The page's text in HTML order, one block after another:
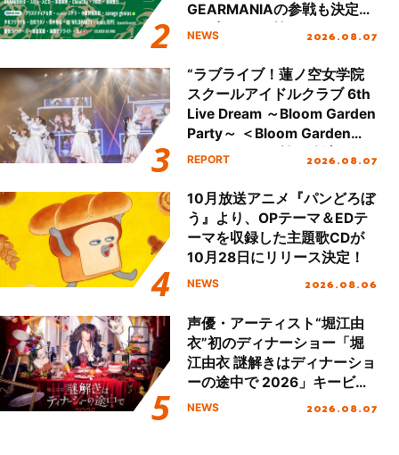
GEARMANIAの参戦も決定
し、初となる第3ステージの
NEWS 2026.08.07
“ラブライブ！蓮ノ空女学院
スクールアイドルクラブ 6th
Live Dream ～Bloom Garden
Party～ ＜Bloom Garden
Party Stage／埼玉公演＞”
REPORT 2026.08.07
10月放送アニメ『パンどろぼ
う』より、OPテーマ＆EDテ
ーマを収録した主題歌CDが
10月28日にリリース決定！
NEWS 2026.08.06
声優・アーティスト“堀江由
衣”初のディナーショー「堀
江由衣 謎解きはディナーショ
ーの途中で 2026」キービジ
ュアル＆グッズラインナップ
NEWS 2026.08.07